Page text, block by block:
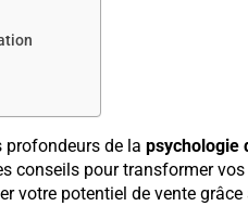
profondeurs de la psychologie
conseils pour transformer
votre potentiel de vente